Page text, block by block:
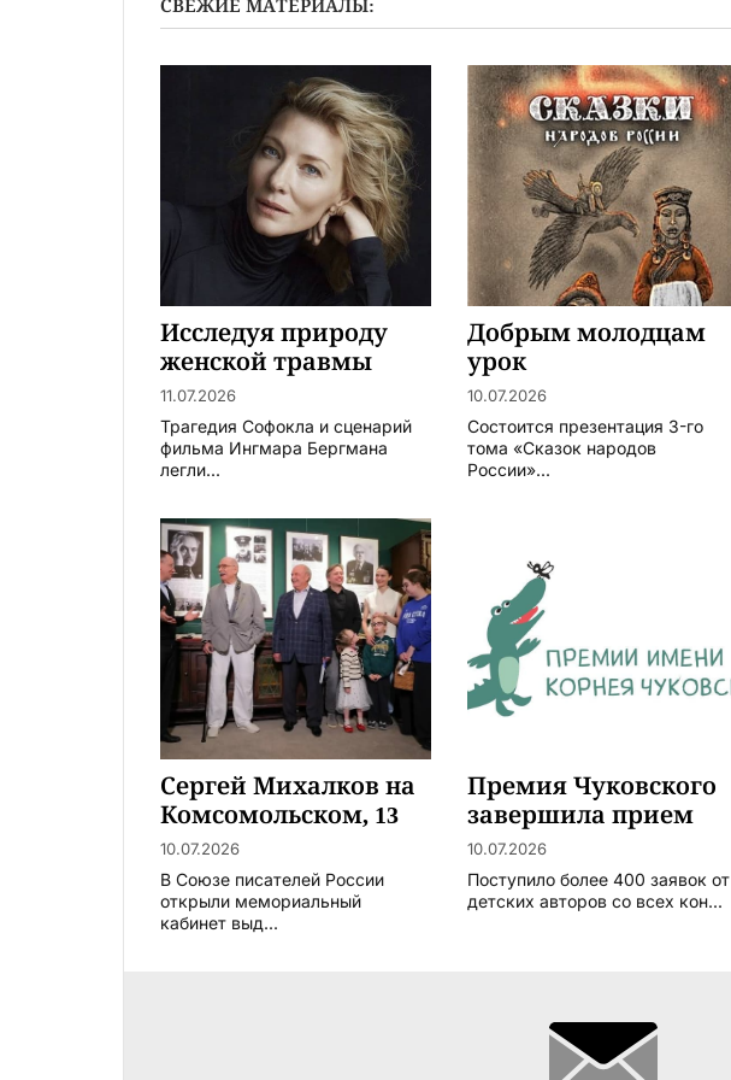
СВЕЖИЕ МАТЕРИАЛЫ:
Исследуя природу
женской травмы
11.07.2026
Трагедия Софокла и сценарий
фильма Ингмара Бергмана
легли...
Добрым молодцам
урок
10.07.2026
Состоится презентация 3-го
тома «Сказок народов
России»...
Сергей Михалков на
Комсомольском, 13
10.07.2026
В Союзе писателей России
открыли мемориальный
кабинет выд...
Премия Чуковского
завершила прием
работ
10.07.2026
Поступило более 400 заявок от
детских авторов со всех кон...